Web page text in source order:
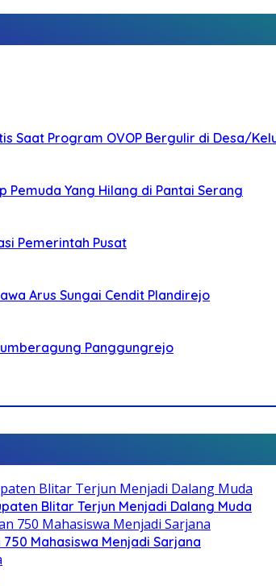
Saat Program OVOP Bergulir di Desa/
Pemuda Yang Hilang di Pantai Serang
Pemerintah Pusat
Arus Sungai Cendit Plandirejo
Panggungrejo
Blitar Terjun Menjadi Dalang Muda
Mahasiswa Menjadi Sarjana